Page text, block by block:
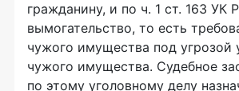
гражданину, и по ч. 1 ст. 163 УК
вымогательство, то есть
чужого имущества под угрозой
чужого имущества. Судебное
по этому уголовному делу